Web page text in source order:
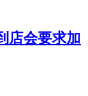
店会要求加